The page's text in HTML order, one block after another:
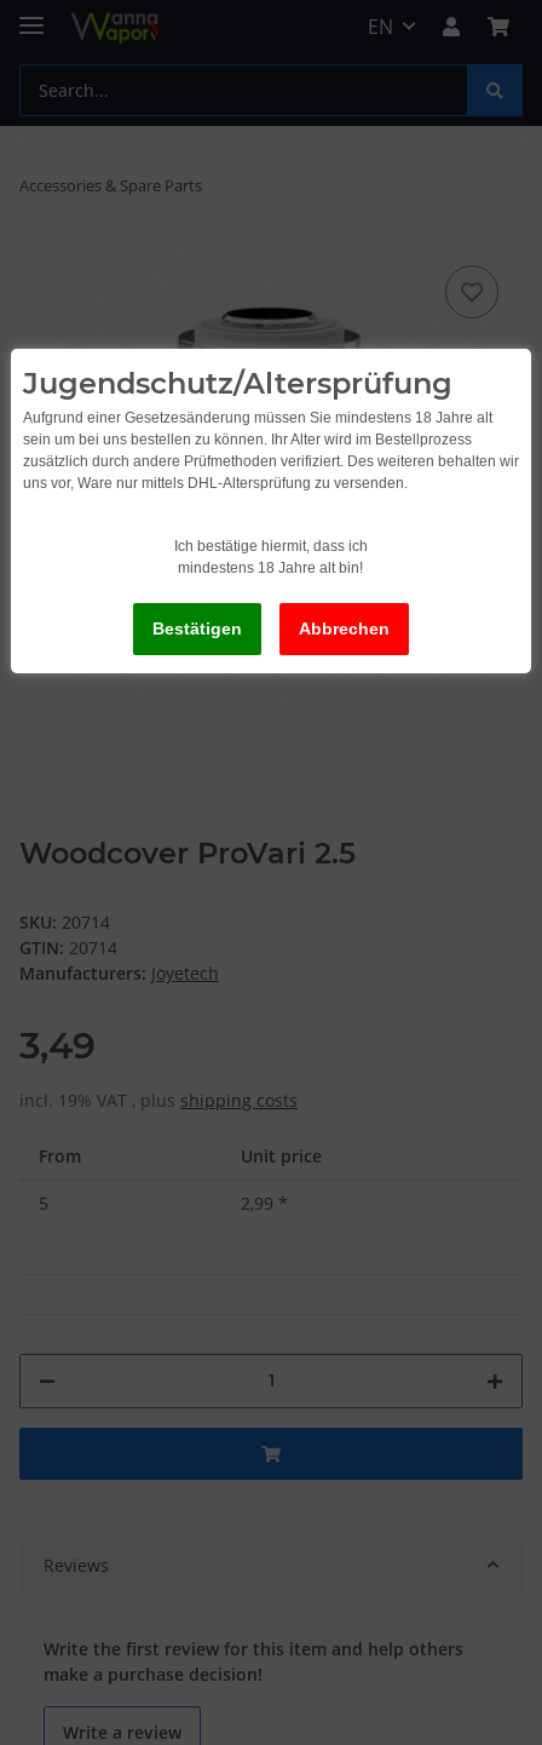
EN
Accessories & Spare Parts
Woodcover ProVari 2.5
SKU: 20714
GTIN: 20714
Manufacturers: Joyetech
3,49
incl. 19% VAT , plus shipping costs
From Unit price
5 2,99 *
Reviews
Write the first review for this item and help others
make a purchase decision!
Write a review
Jugendschutz/Altersprüfung
Aufgrund einer Gesetzesänderung müssen Sie mindestens 18 Jahre alt
sein um bei uns bestellen zu können. Ihr Alter wird im Bestellprozess
zusätzlich durch andere Prüfmethoden verifiziert. Des weiteren behalten wir
uns vor, Ware nur mittels DHL-Altersprüfung zu versenden.
Ich bestätige hiermit, dass ich
mindestens 18 Jahre alt bin!